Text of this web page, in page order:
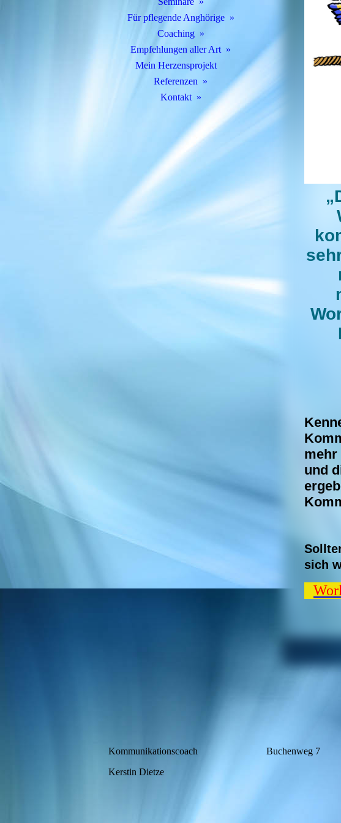
Für pflegende Anghörige
Coaching
Empfehlungen aller Art
Mein Herzensprojekt
Referenzen
Kontakt
mehr
und
sich
Kommunikationscoach
Kerstin Dietze
Buchenweg 7